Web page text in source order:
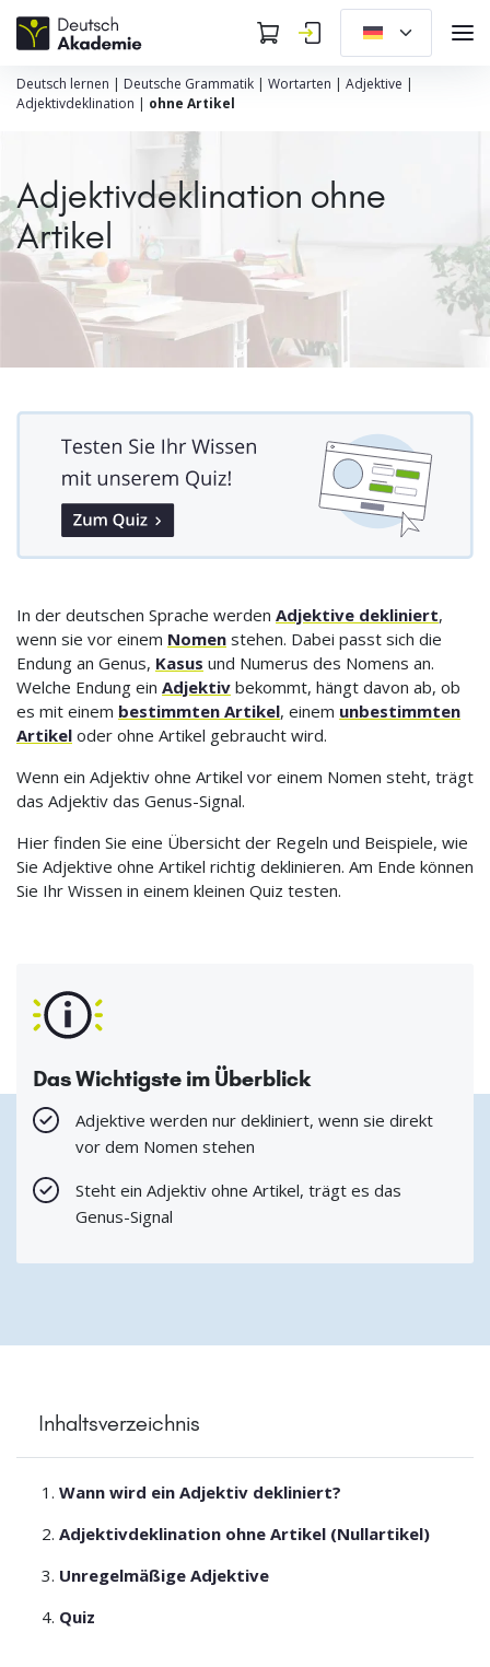
Deutsch lernen | Deutsche Grammatik | Wortarten | Adjektive |
Adjektivdeklination | ohne Artikel
Adjektivdeklination ohne
Artikel
In der deutschen Sprache werden Adjektive dekliniert,
wenn sie vor einem Nomen stehen. Dabei passt sich die
Endung an Genus, Kasus und Numerus des Nomens an.
Welche Endung ein Adjektiv bekommt, hängt davon ab, ob
es mit einem bestimmten Artikel, einem unbestimmten
Artikel oder ohne Artikel gebraucht wird.
Wenn ein Adjektiv ohne Artikel vor einem Nomen steht, trägt
das Adjektiv das Genus-Signal.
Hier finden Sie eine Übersicht der Regeln und Beispiele, wie
Sie Adjektive ohne Artikel richtig deklinieren. Am Ende können
Sie Ihr Wissen in einem kleinen Quiz testen.
Das Wichtigste im Überblick
Adjektive werden nur dekliniert, wenn sie direkt
vor dem Nomen stehen
Steht ein Adjektiv ohne Artikel, trägt es das
Genus-Signal
Inhaltsverzeichnis
Wann wird ein Adjektiv dekliniert?
Adjektivdeklination ohne Artikel (Nullartikel)
Unregelmäßige Adjektive
Quiz